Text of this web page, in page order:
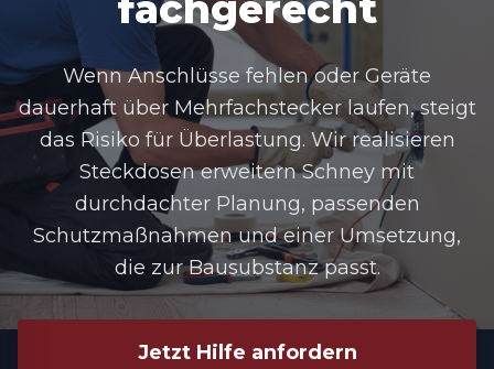
Wenn Anschlüsse fehlen oder Geräte
dauerhaft über Mehrfachstecker laufen, steigt
das Risiko für Überlastung. Wir realisieren
Steckdosen erweitern Schney mit
durchdachter Planung, passenden
Schutzmaßnahmen und einer Umsetzung,
die zur Bausubstanz passt.
Jetzt Hilfe anfordern